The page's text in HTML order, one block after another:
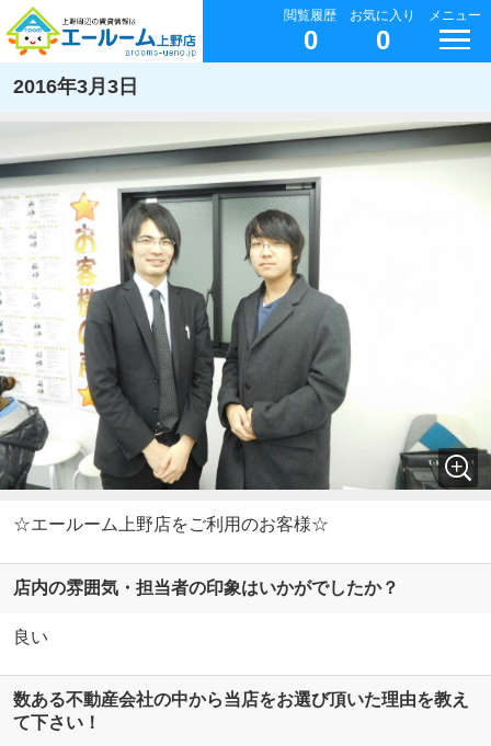
閲覧履歴
0
お気に入り
0
メニュー
2016年3月3日
☆エールーム上野店をご利用のお客様☆
店内の雰囲気・担当者の印象はいかがでしたか？
良い
数ある不動産会社の中から当店をお選び頂いた理由を教え
て下さい！